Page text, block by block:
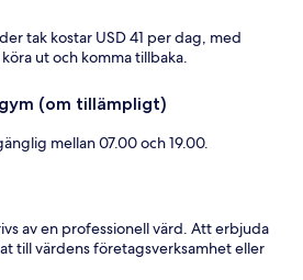
tak kostar USD 41 per dag, med
ut och komma tillbaka.
(om tillämpligt)
mellan 07.00 och 19.00.
av en professionell värd. Att erbjuda
till värdens företagsverksamhet eller